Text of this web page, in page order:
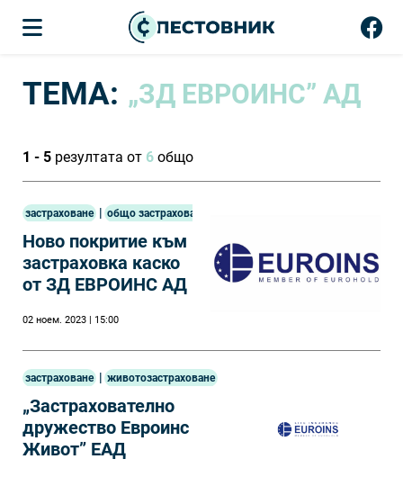
ТЕМА: „ЗД ЕВРОИНС” АД
1 - 5 резултата от 6 общо
застраховане | общо застраховане
Ново покритие към
застраховка каско
от ЗД ЕВРОИНС АД
02 ноем. 2023 | 15:00
застраховане | животозастраховане
„Застрахователно
дружество Евроинс
Живот” ЕАД